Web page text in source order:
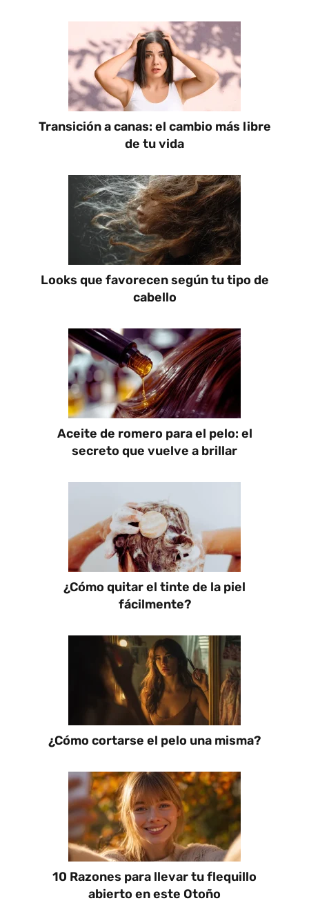
Transición a canas: el cambio más libre
de tu vida
Looks que favorecen según tu tipo de
cabello
Aceite de romero para el pelo: el
secreto que vuelve a brillar
¿Cómo quitar el tinte de la piel
fácilmente?
¿Cómo cortarse el pelo una misma?
10 Razones para llevar tu flequillo
abierto en este Otoño